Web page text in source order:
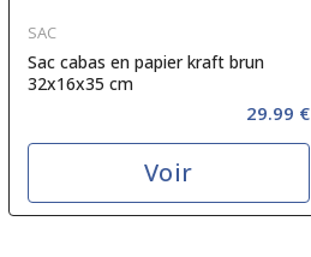
SAC
Sac cabas en papier kraft brun
32x16x35 cm
29.99 €
Voir